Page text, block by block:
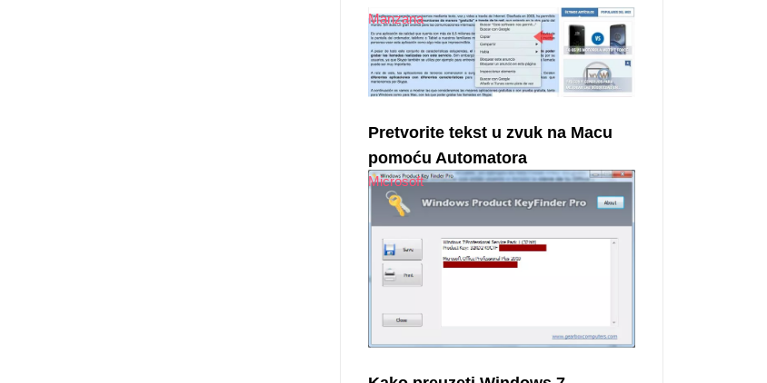
Manzana
Pretvorite tekst u zvuk na Macu
pomoću Automatora
Microsoft